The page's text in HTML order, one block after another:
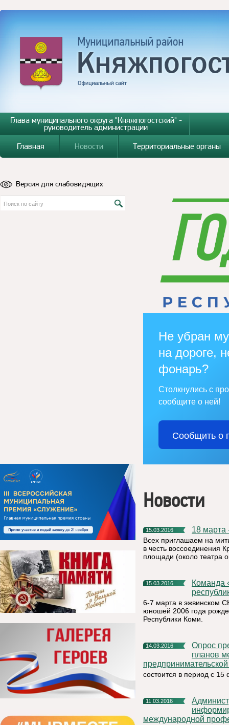
Глава муниципального округа "Княжпогостский" -
руководитель администрации
Главная
Новости Территориальные органы
Версия для слабовидящих
Не убран
на дороге,
фонарь?
Столкнулись с
сообщите о ней!
Сообщить о
Новости
15.03.2016 18
Всех приглашаем на
в честь воссоединения
площади (около театра
15.03.2016
Команда «Родник» Княжпогостского района стала чемпионом
6-7 марта в эжвинском
юношей 2006 года
Республики Коми.
14.03.2016
Опрос предпринимателей по оценке эффекта от реализации
планов
состоится в период с
11.03.2016
Администрация муниципального района «Княжпогостский»
международной